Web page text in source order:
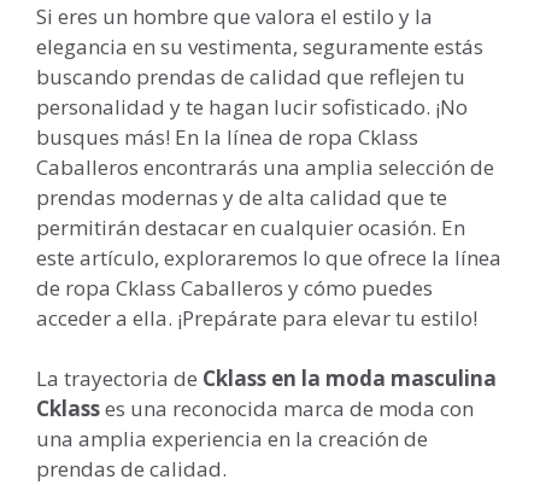
Si eres un hombre que valora el estilo y la
elegancia en su vestimenta, seguramente estás
buscando prendas de calidad que reflejen tu
personalidad y te hagan lucir sofisticado. ¡No
busques más! En la línea de ropa Cklass
Caballeros encontrarás una amplia selección de
prendas modernas y de alta calidad que te
permitirán destacar en cualquier ocasión. En
este artículo, exploraremos lo que ofrece la línea
de ropa Cklass Caballeros y cómo puedes
acceder a ella. ¡Prepárate para elevar tu estilo!
La trayectoria de Cklass en la moda masculina
Cklasses una reconocida marca de moda con
una amplia experiencia en la creación de
prendas de calidad.